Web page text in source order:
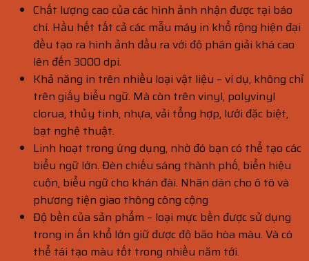
Chất lượng cao của các hình ảnh nhận được tại báo
chí. Hầu hết tất cả các mẫu máy in khổ rộng hiện đại
đều tạo ra hình ảnh đầu ra với độ phân giải khá cao
lên đến 3000 dpi.
Khả năng in trên nhiều loại vật liệu – ví dụ, không chỉ
trên giấy biểu ngữ. Mà còn trên vinyl, polyvinyl
clorua, thủy tinh, nhựa, vải tổng hợp, lưới đặc biệt,
bạt nghệ thuật.
Linh hoạt trong ứng dụng, nhờ đó bạn có thể tạo các
biểu ngữ lớn. Đèn chiếu sáng thành phố, biển hiệu
cuộn, biểu ngữ cho khán đài. Nhãn dán cho ô tô và
phương tiện giao thông công cộng
Độ bền của sản phẩm – loại mực bền được sử dụng
trong in ấn khổ lớn giữ được độ bão hòa màu. Và có
thể tái tạo màu tốt trong nhiều năm tới.